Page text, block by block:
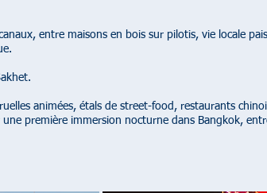
entre maisons en bois sur pilotis, vie locale
animées, étals de street-food, restaurants
première immersion nocturne dans Bangkok,